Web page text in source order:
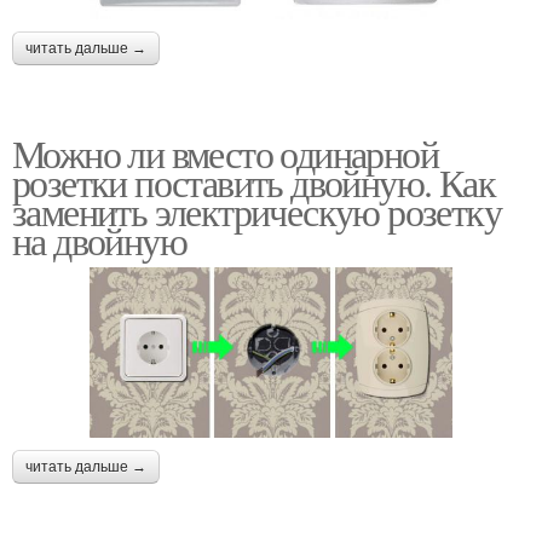
читать дальше →
Можно ли вместо одинарной
розетки поставить двойную. Как
заменить электрическую розетку
на двойную
читать дальше →